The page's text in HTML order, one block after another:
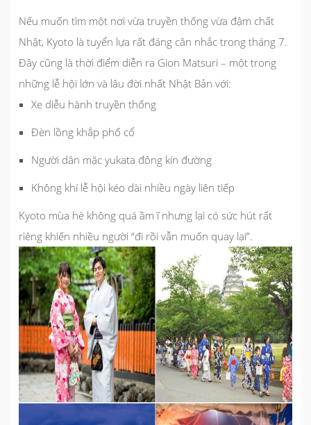
Nếu muốn tìm một nơi vừa truyền thống vừa đậm chất
Nhật, Kyoto là tuyển lựa rất đáng cân nhắc trong tháng 7.
Đây cũng là thời điểm diễn ra Gion Matsuri – một trong
những lễ hội lớn và lâu đời nhất Nhật Bản với:
Xe diễu hành truyền thống
Đèn lồng khắp phố cổ
Người dân mặc yukata đông kín đường
Không khí lễ hội kéo dài nhiều ngày liên tiếp
Kyoto mùa hè không quá ầm ĩ nhưng lại có sức hút rất
riêng khiến nhiều người “đi rồi vẫn muốn quay lại”.